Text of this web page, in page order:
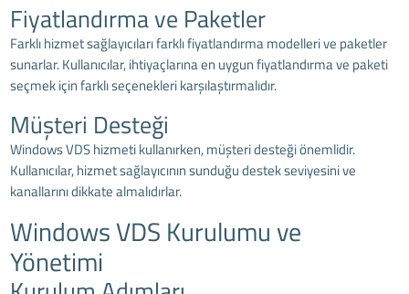
Fiyatlandırma ve Paketler
Farklı hizmet sağlayıcıları farklı fiyatlandırma modelleri ve paketler
sunarlar. Kullanıcılar, ihtiyaçlarına en uygun fiyatlandırma ve paketi
seçmek için farklı seçenekleri karşılaştırmalıdır.
Müşteri Desteği
Windows VDS hizmeti kullanırken, müşteri desteği önemlidir.
Kullanıcılar, hizmet sağlayıcının sunduğu destek seviyesini ve
kanallarını dikkate almalıdırlar.
Windows VDS Kurulumu ve
Yönetimi